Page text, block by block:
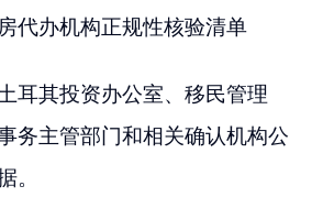
代办机构正规性核验清单
耳其投资办公室、移民管理
务主管部门和相关确认机构公
。